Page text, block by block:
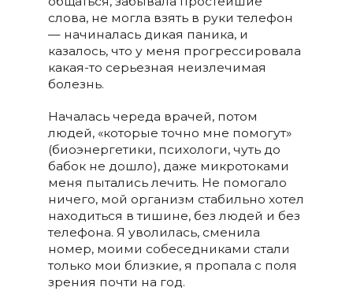
слова, не могла взять в руки телефон
— начиналась дикая паника, и
казалось, что у меня прогрессировала
какая-то серьезная неизлечимая
болезнь.
Началась череда врачей, потом
людей, «которые точно мне помогут»
(биоэнергетики, психологи, чуть до
бабок не дошло), даже микротоками
меня пытались лечить. Не помогало
ничего, мой организм стабильно хотел
находиться в тишине, без людей и без
телефона. Я уволилась, сменила
номер, моими собеседниками стали
только мои близкие, я пропала с поля
зрения почти на год.